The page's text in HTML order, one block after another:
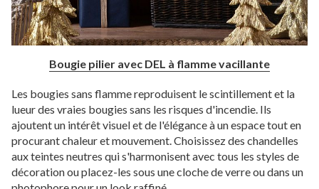
Bougie pilier avec DEL à flamme vacillante
Les bougies sans flamme reproduisent le scintillement et la
lueur des vraies bougies sans les risques d'incendie. Ils
ajoutent un intérêt visuel et de l'élégance à un espace tout en
procurant chaleur et mouvement. Choisissez des chandelles
aux teintes neutres qui s'harmonisent avec tous les styles de
décoration ou placez-les sous une cloche de verre ou dans un